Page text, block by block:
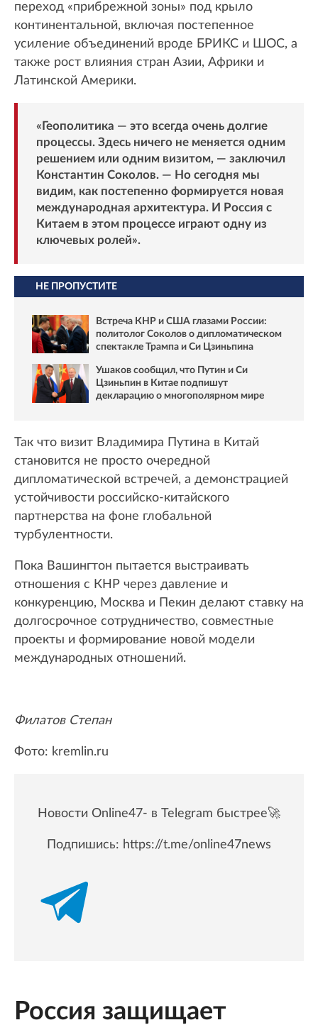
переход «прибрежной зоны» под крыло
континентальной, включая постепенное
усиление объединений вроде БРИКС и ШОС, а
также рост влияния стран Азии, Африки и
Латинской Америки.
«Геополитика — это всегда очень долгие
процессы. Здесь ничего не меняется одним
решением или одним визитом, — заключил
Константин Соколов. — Но сегодня мы
видим, как постепенно формируется новая
международная архитектура. И Россия с
Китаем в этом процессе играют одну из
ключевых ролей».
НЕ ПРОПУСТИТЕ
Встреча КНР и США глазами России:
политолог Соколов о дипломатическом
спектакле Трампа и Си Цзиньпина
Ушаков сообщил, что Путин и Си
Цзиньпин в Китае подпишут
декларацию о многополярном мире
Так что визит Владимира Путина в Китай
становится не просто очередной
дипломатической встречей, а демонстрацией
устойчивости российско-китайского
партнерства на фоне глобальной
турбулентности.
Пока Вашингтон пытается выстраивать
отношения с КНР через давление и
конкуренцию, Москва и Пекин делают ставку на
долгосрочное сотрудничество, совместные
проекты и формирование новой модели
международных отношений.
Филатов Степан
Фото: kremlin.ru
Новости Online47- в Telegram быстрее🚀
Подпишись: https://t.me/online47news
Россия защищает